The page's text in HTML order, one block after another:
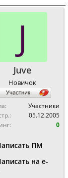
J
Juve
Новичок
Участники
05.12.2005
0
ПМ
на e-